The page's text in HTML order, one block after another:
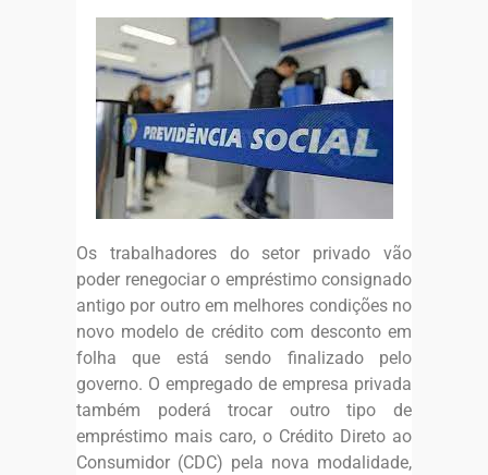
Os trabalhadores do setor privado vão
poder renegociar o empréstimo consignado
antigo por outro em melhores condições no
novo modelo de crédito com desconto em
folha que está sendo finalizado pelo
governo. O empregado de empresa privada
também poderá trocar outro tipo de
empréstimo mais caro, o Crédito Direto ao
Consumidor (CDC) pela nova modalidade,